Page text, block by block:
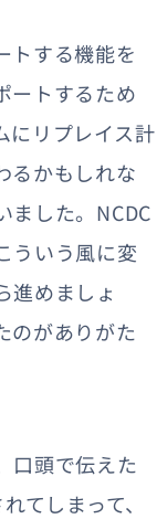
トする機能を
ートするため
にリプレイス計
るかもしれな
ました。NCDC
ういう風に変
進めましょ
のがありがた
口頭で伝えた
てしまって、